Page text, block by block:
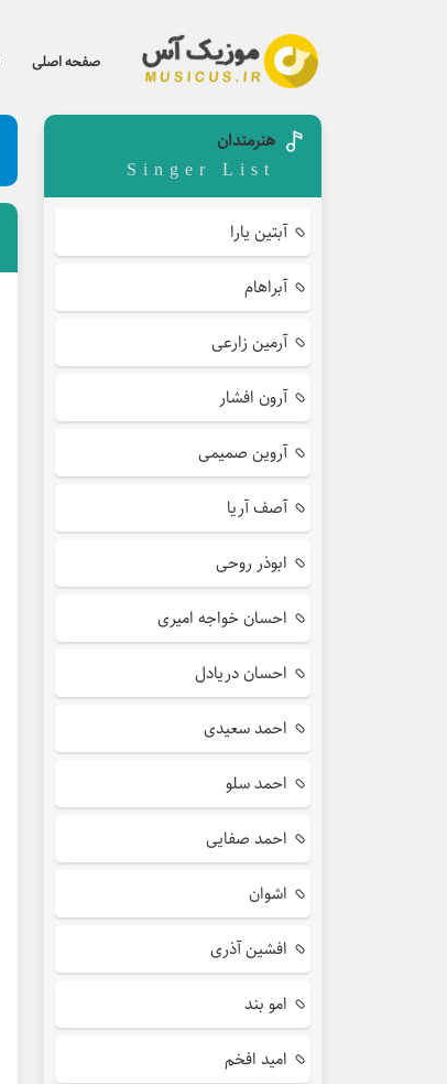
صفحه اصلی
هنرمندان
Singer List
آبتین یارا
آبراهام
آرمین زارعی
آرون افشار
آروین صمیمی
آصف آریا
ابوذر روحی
احسان خواجه امیری
احسان دریادل
احمد سعیدی
احمد سلو
احمد صفایی
اشوان
افشین آذری
امو بند
امید افخم